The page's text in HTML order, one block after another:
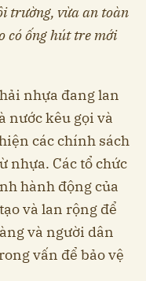
trường, vừa an toàn
có ống hút tre mới
nhựa đang lan
nước kêu gọi và
các chính sách
nhựa. Các tổ chức
hành động của
và lan rộng để
và người dân
vấn để bảo vệ